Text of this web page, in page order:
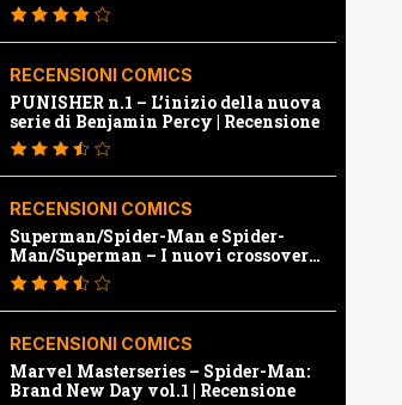
RECENSIONI COMICS
PUNISHER n.1 – L’inizio della nuova
serie di Benjamin Percy | Recensione
RECENSIONI COMICS
Superman/Spider-Man e Spider-
Man/Superman – I nuovi crossover
Marvel e Dc | Recensione
RECENSIONI COMICS
Marvel Masterseries – Spider-Man:
Brand New Day vol.1 | Recensione